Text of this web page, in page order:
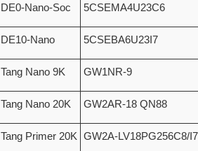
DE0-Nano-Soc 5CSEMA4U23C6
DE10-Nano 5CSEBA6U23I7
Tang Nano 9K GW1NR-9
Tang Nano 20K GW2AR-18 QN88
Tang Primer 20K GW2A-LV18PG256C8/I7